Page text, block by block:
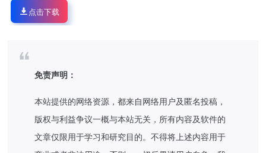
点击下载
免责声明：
本站提供的网络资源，都来自网络用户及匿名投稿，
版权与利益争议一概与本站无关，所有内容及软件的
文章仅限用于学习和研究目的。不得将上述内容用于